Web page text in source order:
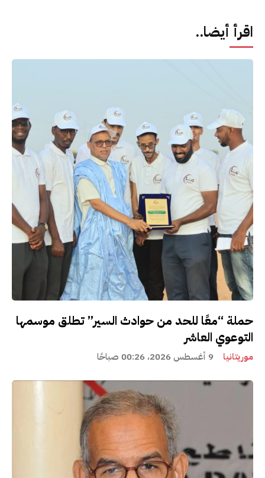
اقرأ أيضا..
حملة “معًا للحد من حوادث السير” تطلق موسمها
التوعوي العاشر
موريتانيا 9 أغسطس 2026، 00:26 صباحًا